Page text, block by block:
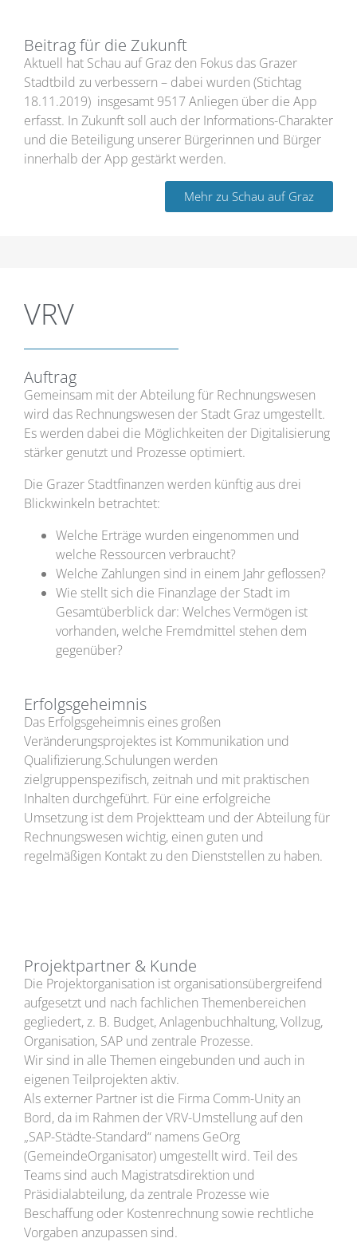
Beitrag für die Zukunft
Aktuell hat Schau auf Graz den Fokus das Grazer
Stadtbild zu verbessern – dabei wurden (Stichtag
18.11.2019) insgesamt 9517 Anliegen über die App
erfasst. In Zukunft soll auch der Informations-Charakter
und die Beteiligung unserer Bürgerinnen und Bürger
innerhalb der App gestärkt werden.
Mehr zu Schau auf Graz
VRV
Auftrag
Gemeinsam mit der Abteilung für Rechnungswesen
wird das Rechnungswesen der Stadt Graz umgestellt.
Es werden dabei die Möglichkeiten der Digitalisierung
stärker genutzt und Prozesse optimiert.
Die Grazer Stadtfinanzen werden künftig aus drei
Blickwinkeln betrachtet:
Welche Erträge wurden eingenommen und
welche Ressourcen verbraucht?
Welche Zahlungen sind in einem Jahr geflossen?
Wie stellt sich die Finanzlage der Stadt im
Gesamtüberblick dar: Welches Vermögen ist
vorhanden, welche Fremdmittel stehen dem
gegenüber?
Erfolgsgeheimnis
Das Erfolgsgeheimnis eines großen
Veränderungsprojektes ist Kommunikation und
Qualifizierung.Schulungen werden
zielgruppenspezifisch, zeitnah und mit praktischen
Inhalten durchgeführt. Für eine erfolgreiche
Umsetzung ist dem Projektteam und der Abteilung für
Rechnungswesen wichtig, einen guten und
regelmäßigen Kontakt zu den Dienststellen zu haben.
Projektpartner & Kunde
Die Projektorganisation ist organisationsübergreifend
aufgesetzt und nach fachlichen Themenbereichen
gegliedert, z. B. Budget, Anlagenbuchhaltung, Vollzug,
Organisation, SAP und zentrale Prozesse.
Wir sind in alle Themen eingebunden und auch in
eigenen Teilprojekten aktiv.
Als externer Partner ist die Firma Comm-Unity an
Bord, da im Rahmen der VRV-Umstellung auf den
„SAP-Städte-Standard“ namens GeOrg
(GemeindeOrganisator) umgestellt wird. Teil des
Teams sind auch Magistratsdirektion und
Präsidialabteilung, da zentrale Prozesse wie
Beschaffung oder Kostenrechnung sowie rechtliche
Vorgaben anzupassen sind.